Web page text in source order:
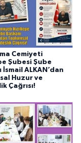
Cemiyeti
Şubesi Şube
İsmail ALKAN’dan
Huzur ve
Çağrısı!